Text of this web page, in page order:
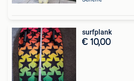
surfplank
€ 10,00